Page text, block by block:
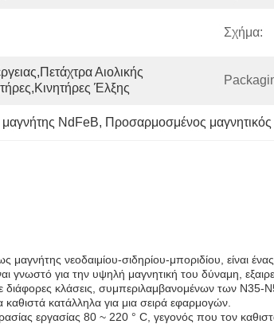
Σχήμα:
Αιολικής
Έλξης
μαγνήτης NdFeB, Προσαρμοσμένος
νεοδαιμίου-σιδηρίου-μποριδίου, είναι
γνωστό για την υψηλή μαγνητική του δύναμη,
διάφορες κλάσεις, συμπεριλαμβανομένων των
κατάλληλα για μια σειρά εφαρμογών.
εργασίας 80 ~ 220 ° C, γεγονός που τον